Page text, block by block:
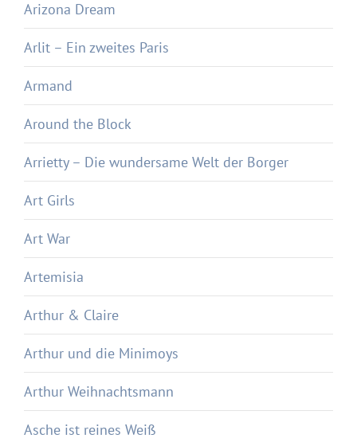
Arizona Dream
Arlit – Ein zweites Paris
Armand
Around the Block
Arrietty – Die wundersame Welt der Borger
Art Girls
Art War
Artemisia
Arthur & Claire
Arthur und die Minimoys
Arthur Weihnachtsmann
Asche ist reines Weiß